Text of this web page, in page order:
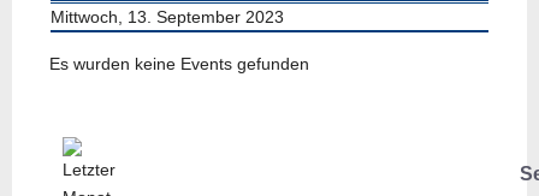
Mittwoch, 13. September 2023
Es wurden keine Events gefunden